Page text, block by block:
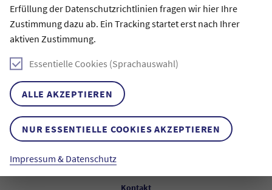
Erfüllung der Datenschutzrichtlinien fragen wir hier Ihre
Zustimmung dazu ab. Ein Tracking startet erst nach Ihrer
aktiven Zustimmung.
Essentielle Cookies (Sprachauswahl)
ALLE AKZEPTIEREN
NUR ESSENTIELLE COOKIES AKZEPTIEREN
Impressum & Datenschutz
Wählen Sie mehrere Tags
Autor:innen
Keine Treffer.
Kontakt